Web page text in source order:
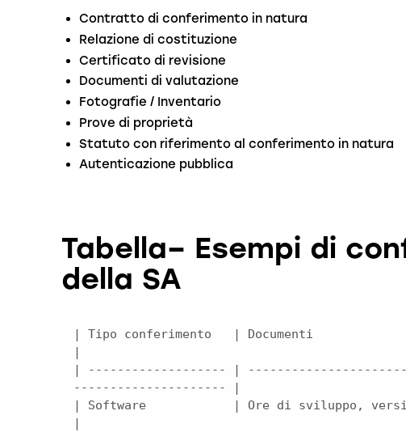
Contratto di conferimento in natura
Relazione di costituzione
Certificato di revisione
Documenti di valutazione
Fotografie / Inventario
Prove di proprietà
Statuto con riferimento al conferimento in natura
Autenticazione pubblica
Tabella– Esempi di
della SA
| Tipo conferimento   | Documenti
| ------------------- |
| Software            | Ore di sviluppo,